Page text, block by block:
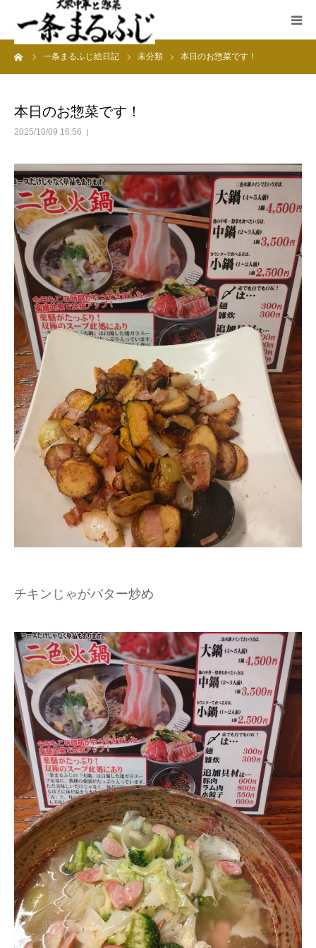
一条まるふじ絵日記 未分類 本日のお惣菜です！
本日のお惣菜です！
2025/10/09 16:56
チキンじゃがバター炒め
HOME
宴会
ランチ
採用情報
加藤商店TOP